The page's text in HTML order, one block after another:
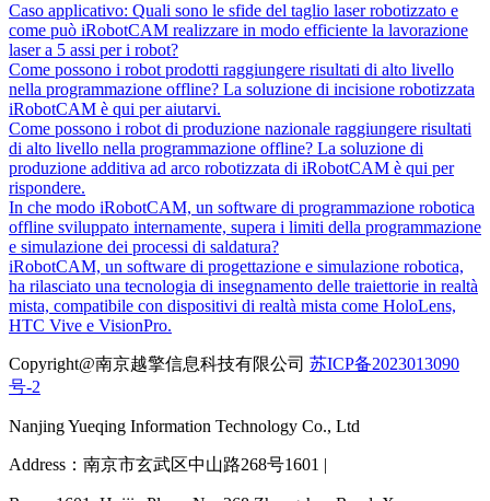
Caso applicativo: Quali sono le sfide del taglio laser robotizzato e
come può iRobotCAM realizzare in modo efficiente la lavorazione
laser a 5 assi per i robot?
Come possono i robot prodotti raggiungere risultati di alto livello
nella programmazione offline? La soluzione di incisione robotizzata
iRobotCAM è qui per aiutarvi.
Come possono i robot di produzione nazionale raggiungere risultati
di alto livello nella programmazione offline? La soluzione di
produzione additiva ad arco robotizzata di iRobotCAM è qui per
rispondere.
In che modo iRobotCAM, un software di programmazione robotica
offline sviluppato internamente, supera i limiti della programmazione
e simulazione dei processi di saldatura?
iRobotCAM, un software di progettazione e simulazione robotica,
ha rilasciato una tecnologia di insegnamento delle traiettorie in realtà
mista, compatibile con dispositivi di realtà mista come HoloLens,
HTC Vive e VisionPro.
Copyright@南京越擎信息科技有限公司 苏ICP备2023013090
号-2
Nanjing Yueqing Information Technology Co., Ltd
Address：南京市玄武区中山路268号1601 |